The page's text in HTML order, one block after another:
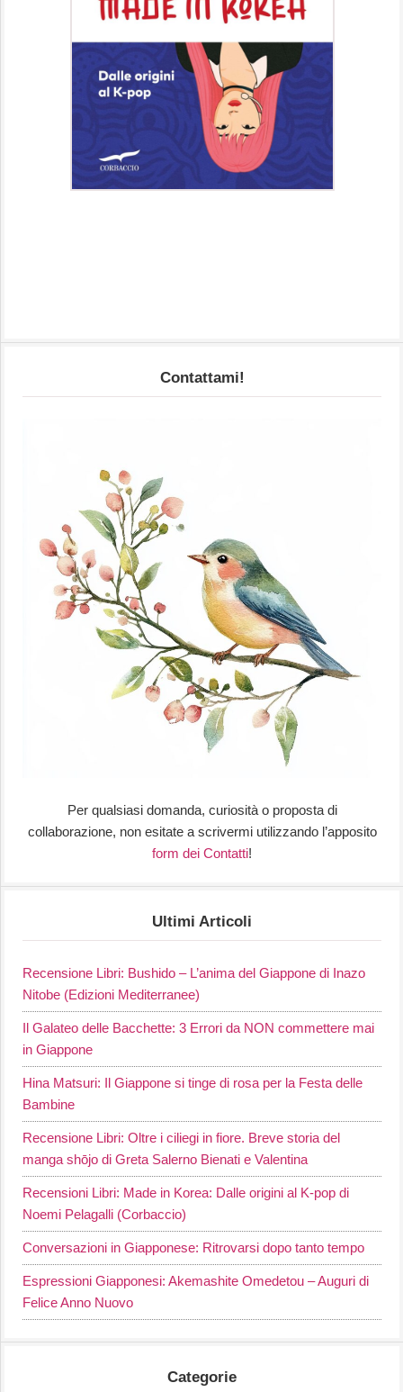
Contattami!
Per qualsiasi domanda, curiosità o proposta di
collaborazione, non esitate a scrivermi utilizzando l’apposito
form dei Contatti!
Ultimi Articoli
Recensione Libri: Bushido – L’anima del Giappone di Inazo
Nitobe (Edizioni Mediterranee)
Il Galateo delle Bacchette: 3 Errori da NON commettere mai
in Giappone
Hina Matsuri: Il Giappone si tinge di rosa per la Festa delle
Bambine
Recensione Libri: Oltre i ciliegi in fiore. Breve storia del
manga shōjo di Greta Salerno Bienati e Valentina
Recensioni Libri: Made in Korea: Dalle origini al K-pop di
Noemi Pelagalli (Corbaccio)
Conversazioni in Giapponese: Ritrovarsi dopo tanto tempo
Espressioni Giapponesi: Akemashite Omedetou – Auguri di
Felice Anno Nuovo
Categorie